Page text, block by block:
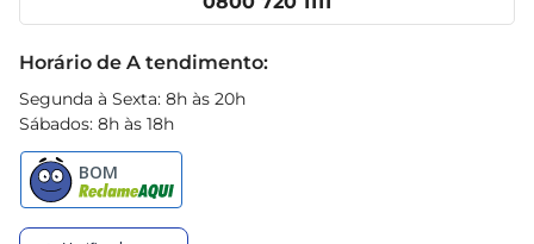
Horário de A tendimento:
Segunda à Sexta: 8h às 20h
Sábados: 8h às 18h